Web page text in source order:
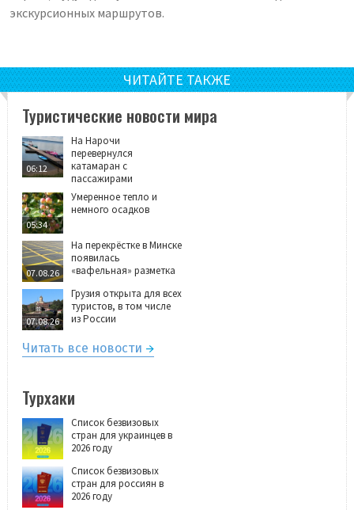
экскурсионных маршрутов.
ЧИТАЙТЕ ТАКЖЕ
Туристические новости мира
06:12
На Нарочи
перевернулся
катамаран с
пассажирами
05:34
Умеренное тепло и
немного осадков
07.08.26
На перекрёстке в Минске
появилась
«вафельная» разметка
07.08.26
Грузия открыта для всех
туристов, в том числе
из России
Читать все новости
Турхаки
Список безвизовых
стран для украинцев в
2026 году
Список безвизовых
стран для россиян в
2026 году